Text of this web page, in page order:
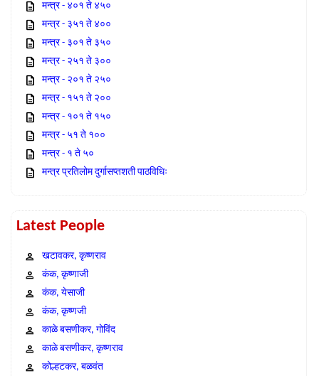
मन्त्र - ४०१ ते ४५०
मन्त्र - ३५१ ते ४००
मन्त्र - ३०१ ते ३५०
मन्त्र - २५१ ते ३००
मन्त्र - २०१ ते २५०
मन्त्र - १५१ ते २००
मन्त्र - १०१ ते १५०
मन्त्र - ५१ ते १००
मन्त्र - १ ते ५०
मन्त्र प्रतिलोम दुर्गासप्तशती पाठविधिः
Latest People
खटावकर, कृष्णराव
कंक, कृष्णाजी
कंक, येसाजी
कंक, कृष्णजी
काळे बसणीकर, गोविंद
काळे बसणीकर, कृष्णराव
कोल्हटकर, बळवंत